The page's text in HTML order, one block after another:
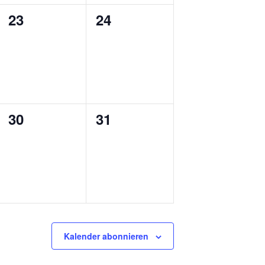
0
23
0
24
0
30
0
31
Kalender abonnieren